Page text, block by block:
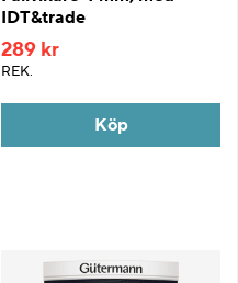
IDT&trade
289 kr
REK.
Köp